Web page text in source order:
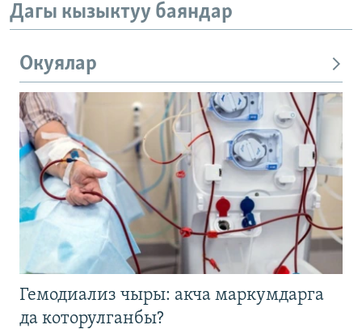
Дагы кызыктуу баяндар
Окуялар
Гемодиализ чыры: акча маркумдарга
да которулганбы?